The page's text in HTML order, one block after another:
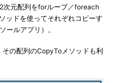
次元配列をforループ／foreach
ッドを使ってそれぞれコピーす
ールアプリ）。
の配列のCopyToメソッドも利